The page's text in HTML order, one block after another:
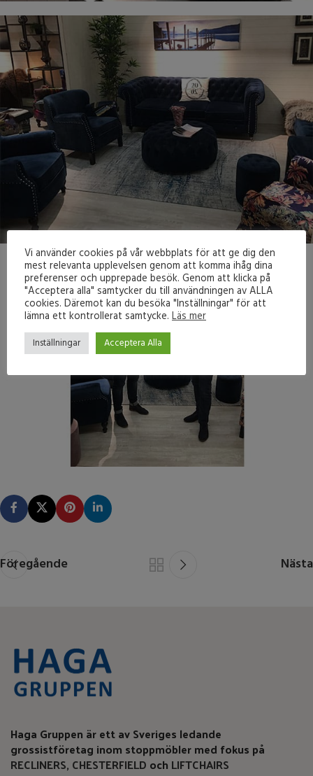
Föregående Nästa
Haga Gruppen är ett av Sveriges ledande
grossistföretag inom stoppmöbler med fokus på
RECLINERS, CHESTERFIELD och LIFTCHAIRS
Vi använder cookies på vår webbplats för att ge dig den
mest relevanta upplevelsen genom att komma ihåg dina
preferenser och upprepade besök. Genom att klicka på
"Acceptera alla" samtycker du till användningen av ALLA
cookies. Däremot kan du besöka "Inställningar" för att
lämna ett kontrollerat samtycke. Läs mer
Inställningar Acceptera Alla